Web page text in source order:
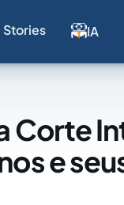
Stories IA
Corte
e